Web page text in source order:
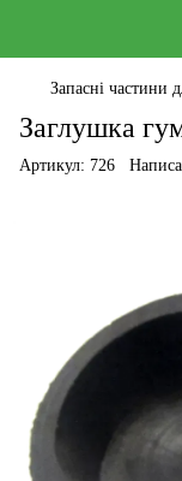
Запасні частини
Заглушка
Артикул: 726